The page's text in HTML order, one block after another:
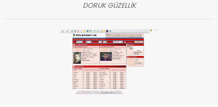
DORUK GÜZELLİK